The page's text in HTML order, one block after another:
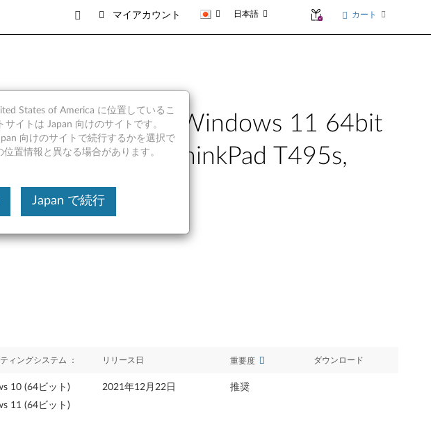
マイアカウント 日本語 カート
ドライバー (Windows 11 64bit
以上) - ThinkPad T495s,
ィングシステム ： リリース日 重要度 ダウンロード
10 (64ビット)
11 (64ビット)
2021年12月22日 推奨
States of America に位置しているこ
イトは Japan 向けのサイトです。
向けのサイトで続行するかを選択で
置情報と異なる場合があります。
Japan で続行